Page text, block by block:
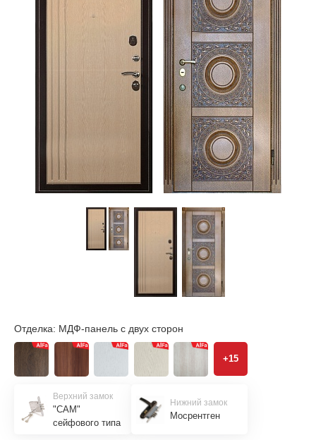
Отделка: МДФ-панель с двух сторон
+15
Верхний замок
"САМ"
сейфового типа
Нижний замок
Мосрентген